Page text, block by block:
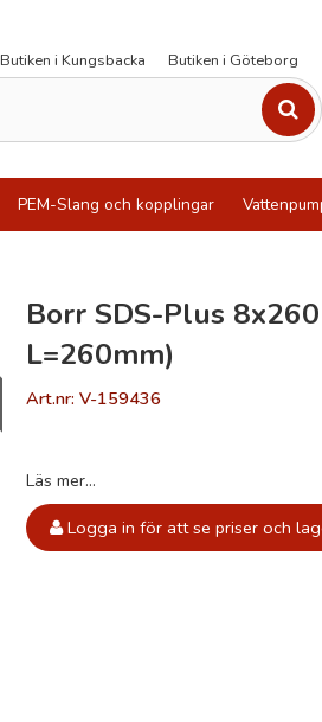
Butiken i Kungsbacka Butiken i Göteborg
PEM-Slang och kopplingar
Borr SDS-Plus
L=260mm)
Art.nr: V-159436
Läs mer...
Logga in för att se priser och